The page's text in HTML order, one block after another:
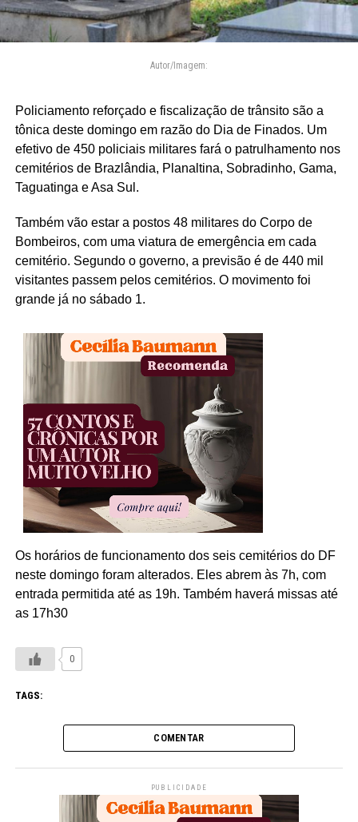
Autor/Imagem:
Policiamento reforçado e fiscalização de trânsito são a
tônica deste domingo em razão do Dia de Finados. Um
efetivo de 450 policiais militares fará o patrulhamento nos
cemitérios de Brazlândia, Planaltina, Sobradinho, Gama,
Taguatinga e Asa Sul.
Também vão estar a postos 48 militares do Corpo de
Bombeiros, com uma viatura de emergência em cada
cemitério. Segundo o governo, a previsão é de 440 mil
visitantes passem pelos cemitérios. O movimento foi
grande já no sábado 1.
Os horários de funcionamento dos seis cemitérios do DF
neste domingo foram alterados. Eles abrem às 7h, com
entrada permitida até as 19h. Também haverá missas até
as 17h30
0
TAGS:
COMENTAR
PUBLICIDADE